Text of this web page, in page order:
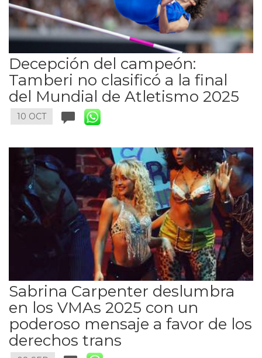
Decepción del campeón:
Tamberi no clasificó a la final
del Mundial de Atletismo 2025
10 OCT
Sabrina Carpenter deslumbra
en los VMAs 2025 con un
poderoso mensaje a favor de los
derechos trans